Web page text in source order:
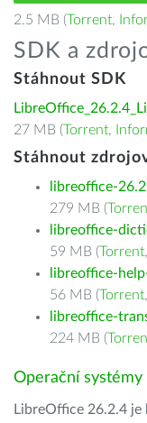
2.5 MB (Torrent,
SDK a
Stáhnout SDK
27 MB (Torrent,
Stáhnout
libreoffice-
279 MB (
libreoffice-
59 MB (Torrent,
libreoffice-
56 MB (Torrent,
libreoffice-
224 MB (
Operační systémy
LibreOffice 26.2.4